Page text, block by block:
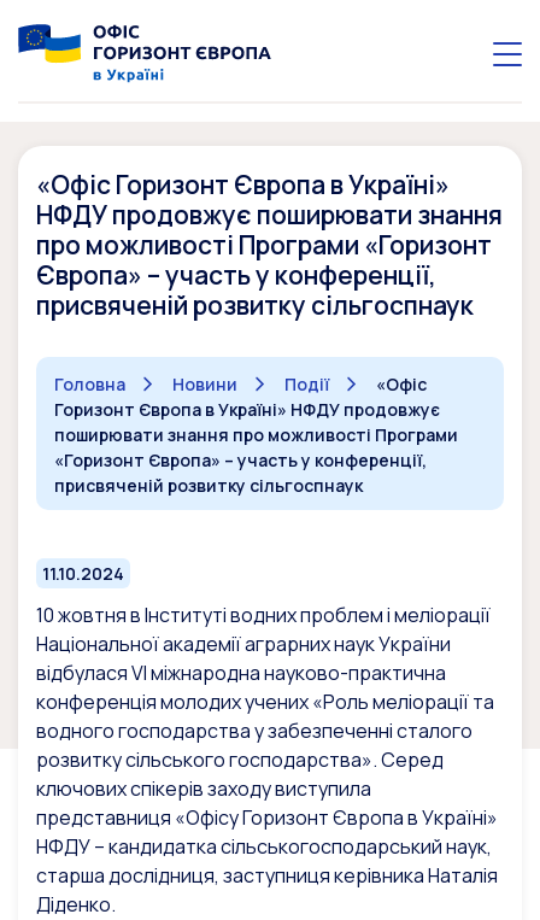
«Офіс Горизонт Європа в Україні»
НФДУ продовжує поширювати знання
про можливості Програми «Горизонт
Європа» – участь у конференції,
присвяченій розвитку сільгоспнаук
Головна Новини Події
«Офіс
Горизонт Європа в Україні» НФДУ продовжує
поширювати знання про можливості Програми
«Горизонт Європа» – участь у конференції,
присвяченій розвитку сільгоспнаук
11.10.2024
10 жовтня в Інституті водних проблем і меліорації
Національної академії аграрних наук України
відбулася VІ міжнародна науково-практична
конференція молодих учених «Роль меліорації та
водного господарства у забезпеченні сталого
розвитку сільського господарства». Серед
ключових спікерів заходу виступила
представниця «Офісу Горизонт Європа в Україні»
НФДУ – кандидатка сільськогосподарський наук,
старша дослідниця, заступниця керівника Наталія
Діденко.